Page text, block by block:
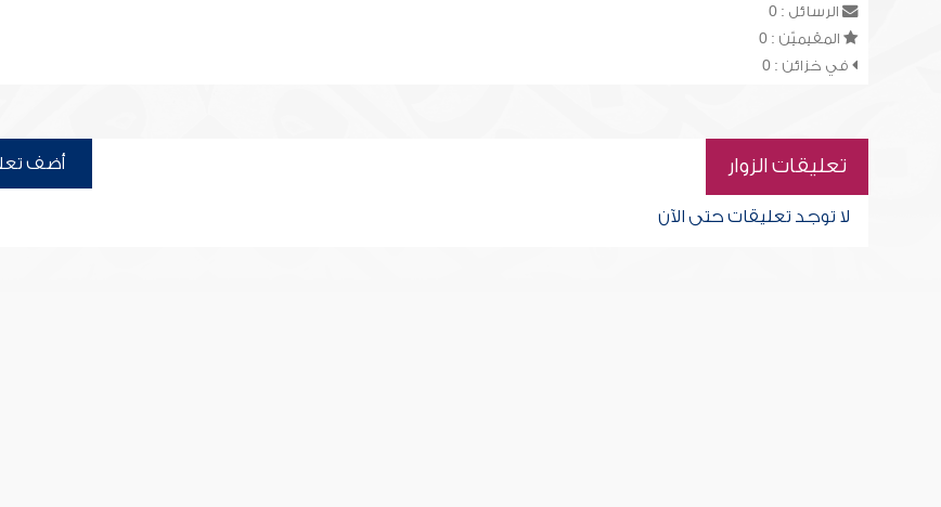
الرسائل : 0
المقيميّن : 0
في خزائن : 0
تعليقات الزوار أضف
لا توجد تعليقات حتى الآن